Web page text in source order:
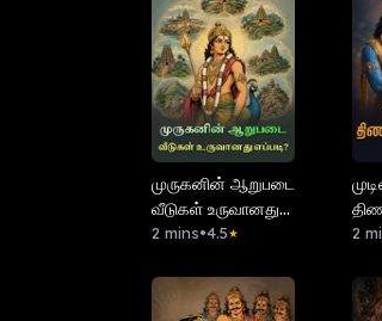
முருகனின் ஆறுபடை
வீடுகள் உருவானது
எப்படி?
2 mins•4.5★ 2